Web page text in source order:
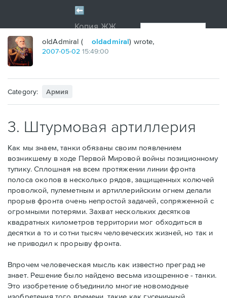
oldAdmiral ( oldadmiral) wrote,
2007-05-02 15:49:00
Category: Армия
3. Штурмовая артиллерия
Как мы знаем, танки обязаны своим появлением
возникшему в ходе Первой Мировой войны позиционному
тупику. Сплошная на всем протяжении линии фронта
полоса окопов в несколько рядов, защищенных колючей
проволкой, пулеметным и артиллерийским огнем делали
прорыв фронта очень непростой задачей, сопряженной с
огромными потерями. Захват нескольких десятков
квадратных километров территории мог обходиться в
десятки а то и сотни тысяч человеческих жизней, но так и
не приводил к прорыву фронта.
Впрочем человеческая мысль как известно преград не
знает. Решение было найдено весьма изощренное - танки.
Это изобретение объединило многие новомодные
изобретения того времени, такие как гусеничный